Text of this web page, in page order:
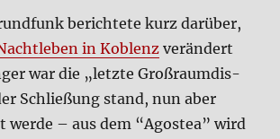
berich­te­te kurz dar­über,
in Koblenzver­än­dert
war die „letz­te Groß­raum­dis­
Schlie­ßung stand, nun aber
wer­de – aus dem “Ago­stea” wird